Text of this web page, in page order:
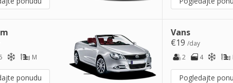
M
ponudu
Vans
€19 /day
2
4
Pogledajte